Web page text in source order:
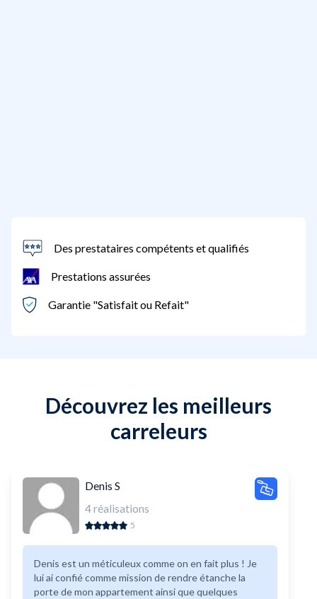
Des prestataires compétents et qualifiés
Prestations assurées
Garantie "Satisfait ou Refait"
Découvrez les meilleurs
carreleurs
Denis S
4réalisations
5
Denis est un méticuleux comme on en fait plus ! Je
lui ai confié comme mission de rendre étanche la
porte de mon appartement ainsi que quelques